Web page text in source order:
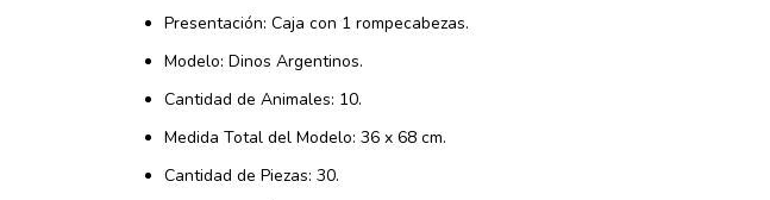
Presentación: Caja con 1 rompecabezas.
Modelo: Dinos Argentinos.
Cantidad de Animales: 10.
Medida Total del Modelo: 36 x 68 cm.
Cantidad de Piezas: 30.